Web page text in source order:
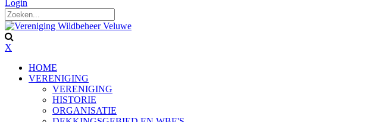
Login
X
HOME
VERENIGING
VERENIGING
HISTORIE
ORGANISATIE